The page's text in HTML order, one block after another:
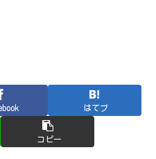
はてブ
コピー